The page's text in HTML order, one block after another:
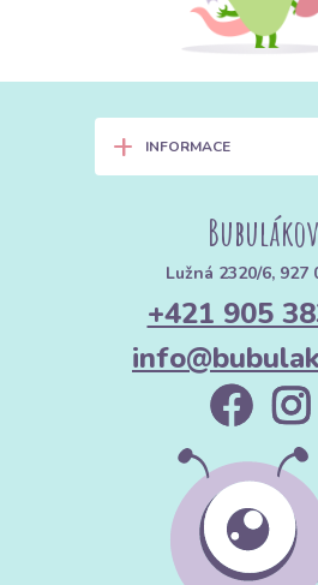
+ INFORMACE
Lužná 2320/6, 927
+421 905